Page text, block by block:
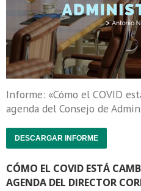
Informe: «Cómo el COVID
agenda del Consejo de
DESCARGAR INFORME
CÓMO EL COVID ESTÁ
AGENDA DEL DIRECTOR